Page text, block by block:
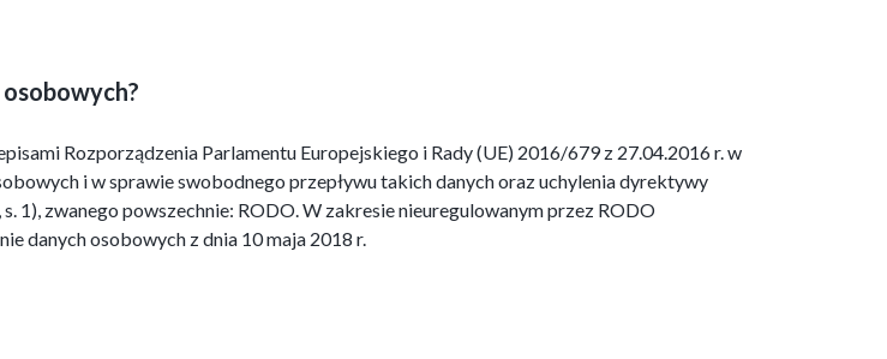
Rozporządzenia Parlamentu Europejskiego i Rady (UE) 2016/679 z 27.04.2016 r. w
i w sprawie swobodnego przepływu takich danych oraz uchylenia dyrektywy
1), zwanego powszechnie: RODO. W zakresie nieuregulowanym przez RODO
danych osobowych z dnia 10 maja 2018 r.